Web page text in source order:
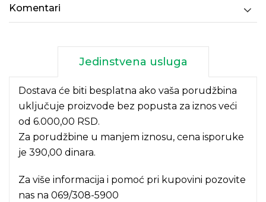
Komentari
Jedinstvena usluga
Dostava će biti besplatna ako vaša porudžbina
uključuje proizvode bez popusta za iznos veći
od 6.000,00 RSD.
Za porudžbine u manjem iznosu, cena isporuke
je 390,00 dinara.
Za više informacija i pomoć pri kupovini pozovite
nas na 069/308-5900